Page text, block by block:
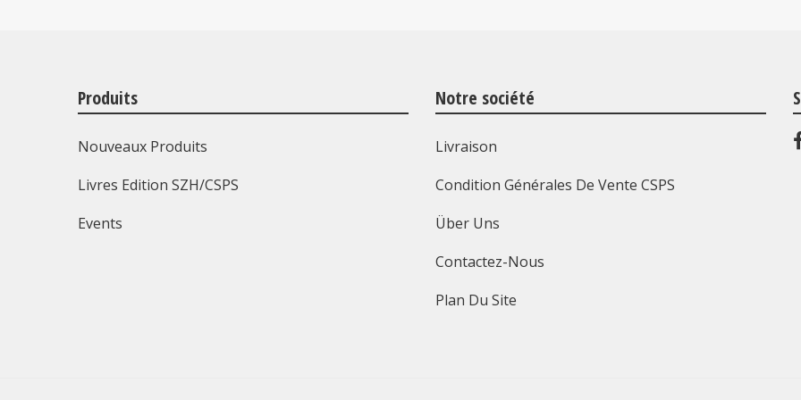
Produits
Nouveaux Produits
Livres Edition SZH/CSPS
Events
Notre société
Livraison
Condition Générales De Vente CSPS
Über Uns
Contactez-Nous
Plan Du Site